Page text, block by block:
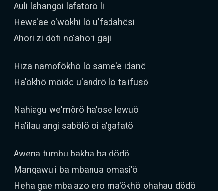
Auli lahangöi lafatörö li
Hewa'ae o'wökhi lö u'fadahösi
Ahori zi döfi no'ahori gaji
Hiza namofökhö lö same'e idanö
Ha'ökhö möido u'andrö lö talifusö
Nahiagu we'mörö ha'ose lewuö
Ha'ilau angi sabölö oi a'gafatö
Awena tumbu bakha ba dödö
Mangawuli ba mbanua omasi'ö
Heha gae mbalazo ero ma'ökhö ohahau dödö